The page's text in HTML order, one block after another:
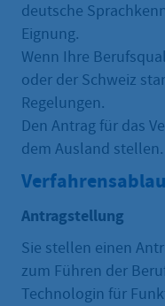
deutsche
Eignung.
Wenn Ihre
oder der Schweiz
Regelungen.
Den Antrag für das
dem Ausland stellen.
Antragstellung
Sie stellen einen
zum Führen der
Technologin für